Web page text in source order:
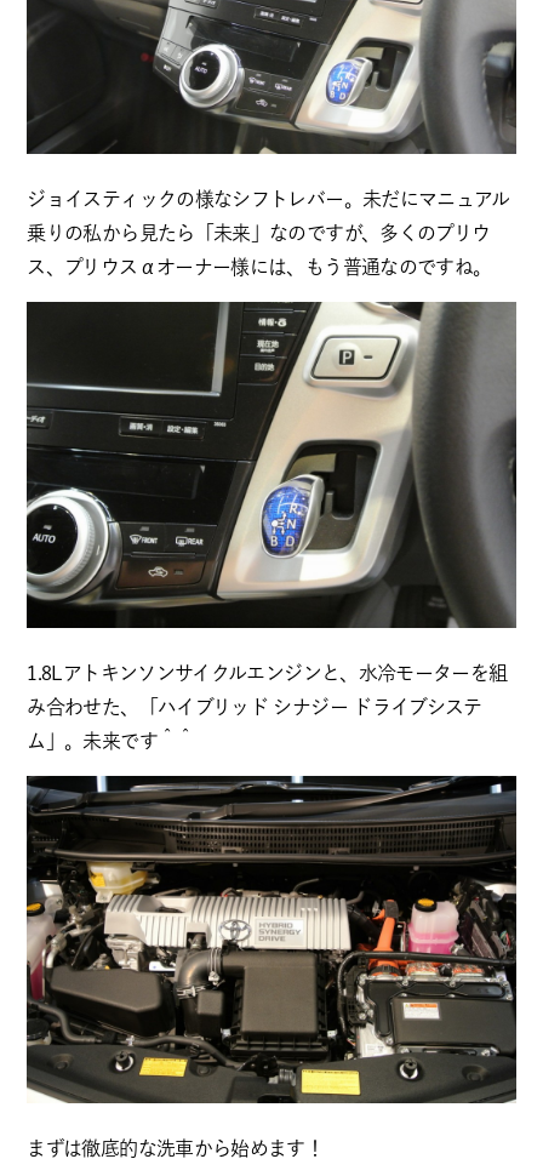
ジョイスティックの様なシフトレバー。未だにマニュアル
乗りの私から見たら「未来」なのですが、多くのプリウ
ス、プリウスαオーナー様には、もう普通なのですね。
1.8Lアトキンソンサイクルエンジンと、水冷モーターを組
み合わせた、「ハイブリッド シナジー ドライブシステ
ム」。未来です＾＾
まずは徹底的な洗車から始めます！